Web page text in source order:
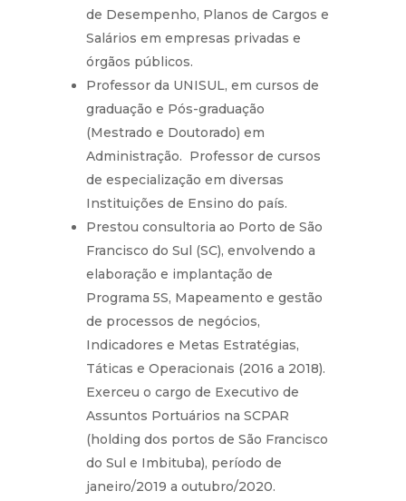
de Desempenho, Planos de Cargos e
Salários em empresas privadas e
órgãos públicos.
Professor da UNISUL, em cursos de
graduação e Pós-graduação
(Mestrado e Doutorado) em
Administração. Professor de cursos
de especialização em diversas
Instituições de Ensino do país.
Prestou consultoria ao Porto de São
Francisco do Sul (SC), envolvendo a
elaboração e implantação de
Programa 5S, Mapeamento e gestão
de processos de negócios,
Indicadores e Metas Estratégias,
Táticas e Operacionais (2016 a 2018).
Exerceu o cargo de Executivo de
Assuntos Portuários na SCPAR
(holding dos portos de São Francisco
do Sul e Imbituba), período de
janeiro/2019 a outubro/2020.